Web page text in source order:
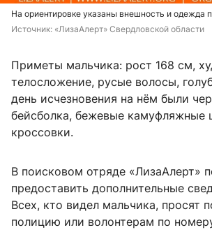
На ориентировке указаны внешность и одежда
Источник: «ЛизаАлерт» Свердловской области
Приметы мальчика: рост 168 см,
телосложение, русые волосы,
день исчезновения на нём были
бейсболка, бежевые камуфляжные
кроссовки.
В поисковом отряде «ЛизаАлерт»
предоставить дополнительные
Всех, кто видел мальчика, просят
полицию или волонтерам по